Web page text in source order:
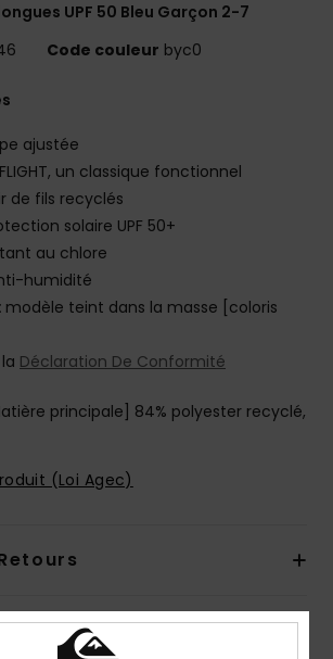
UPF 50 Bleu Garçon 2-7
Code couleur byc0
ajustée
un classique fonctionnel
de fils recyclés
solaire UPF 50+
au chlore
humidité
modèle teint dans la masse [coloris
Déclaration De Conformité
principale] 84% polyester recyclé,
(Loi Agec)